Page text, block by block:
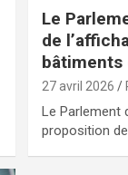
Le
de
27 avril 2026
Le Parlement
proposition